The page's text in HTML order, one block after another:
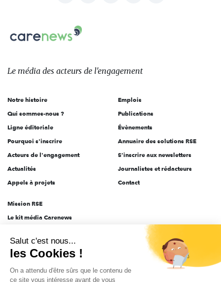
sur:
Carenews,
Le
des
l'engagement
Le média des acteurs de l'engagement
Notre histoire
Qui sommes-nous ?
Ligne éditoriale
Pourquoi s'inscrire
Acteurs de l'engagement
Actualités
Appels à projets
Emplois
Publications
Évènements
Annuaire des solutions RSE
S'inscrire aux newsletters
Journalistes et rédacteurs
Contact
Mission RSE
Le kit média Carenews
AEF info
Novethic
PRODURABLE
Salut c'est nous...
les Cookies !
On a attendu d'être sûrs que le contenu de
ce site vous intéresse avant de vous